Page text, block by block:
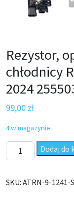
Rezystor,
chłodnicy
2024
99,00 zł
4 w magazynie
ilość Rezystor,
Dodaj do
SKU: ATRN-9-1241-S